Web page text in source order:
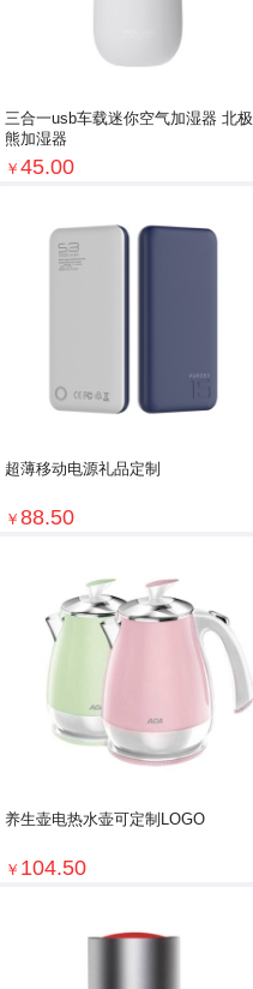
三合一usb车载迷你空气加湿器 北极
熊加湿器
￥ 45.00
超薄移动电源礼品定制
￥ 88.50
养生壶电热水壶可定制LOGO
￥ 104.50